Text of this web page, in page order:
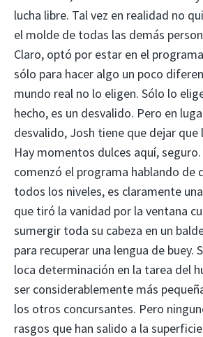
lucha libre. Tal vez en realidad no
el molde de todas las demás
Claro, optó por estar en el
sólo para hacer algo un poco
mundo real no lo eligen. Sólo lo
hecho, es un desvalido. Pero en
desvalido, Josh tiene que dejar que
Hay momentos dulces aquí,
comenzó el programa hablando de
todos los niveles, es claramente
que tiró la vanidad por la ventana
sumergir toda su cabeza en un
para recuperar una lengua de buey.
loca determinación en la tarea del
ser considerablemente más
los otros concursantes. Pero
rasgos que han salido a la